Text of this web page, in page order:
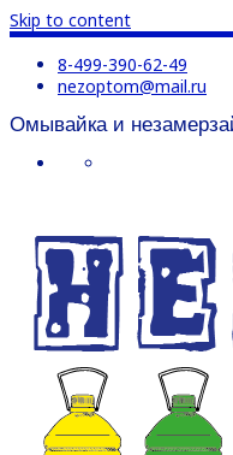
Skip to content
8-499-390-62-49
nezoptom@mail.ru
Омывайка и